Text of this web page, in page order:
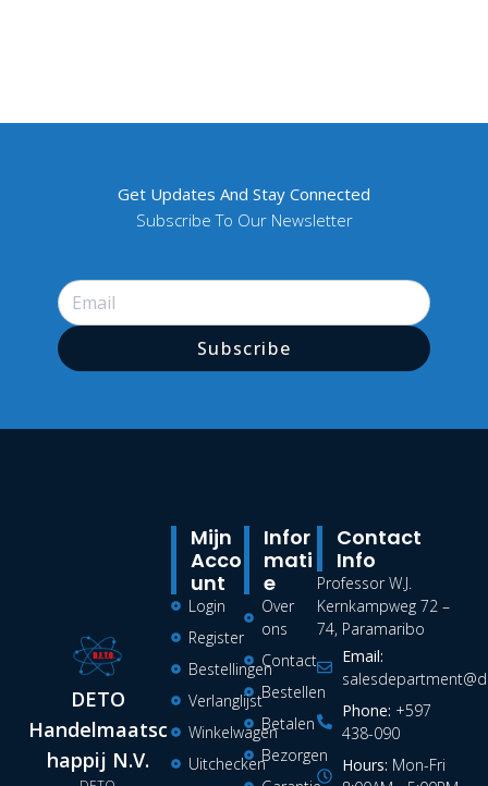
Get Updates And Stay Connected
Subscribe To Our Newsletter
Subscribe
DETO
Handelmaatsc
happij N.V.
Infor
Mati
E
Over
ons
Contact
Bestellen
Betalen
Bezorgen
Mijn
Acco
Unt
Login
Register
Bestellingen
Verlanglijst
Winkelwagen
Uitchecken
Contact
Info
Professor W.J.
Kernkampweg 72 –
74, Paramaribo
Email:
Phone: +597
438-090
Hours: Mon-Fri